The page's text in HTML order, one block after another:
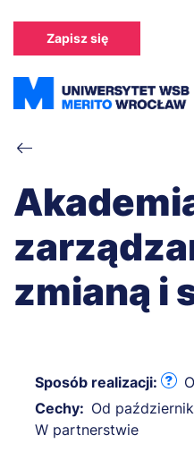
treści
Zapisz się
Ścieżka
zmianą i
Sposób realizacji:
Cechy: Od
W partnerstwie